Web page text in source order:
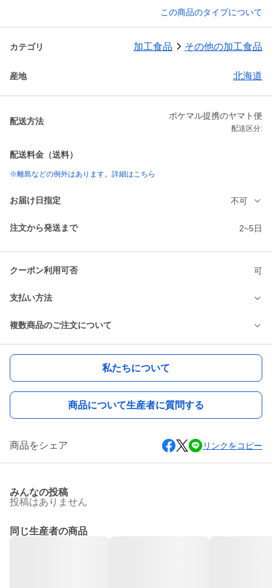
この商品のタイプについて
カテゴリ 加工食品 その他の加工食品
産地 北海道
配送方法
ポケマル提携のヤマト便
配送区分:
配送料金（送料）
※離島などの例外はあります。詳細はこちら
お届け日指定 不可
注文から発送まで 2~5日
クーポン利用可否 可
支払い方法
複数商品のご注文について
私たちについて
商品について生産者に質問する
商品をシェア リンクをコピー
みんなの投稿
投稿はありません
同じ生産者の商品